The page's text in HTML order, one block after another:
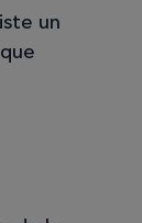
un